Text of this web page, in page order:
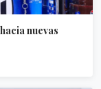
nuevas